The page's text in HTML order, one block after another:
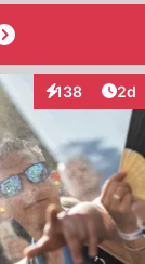
138
Interaktionen
2d